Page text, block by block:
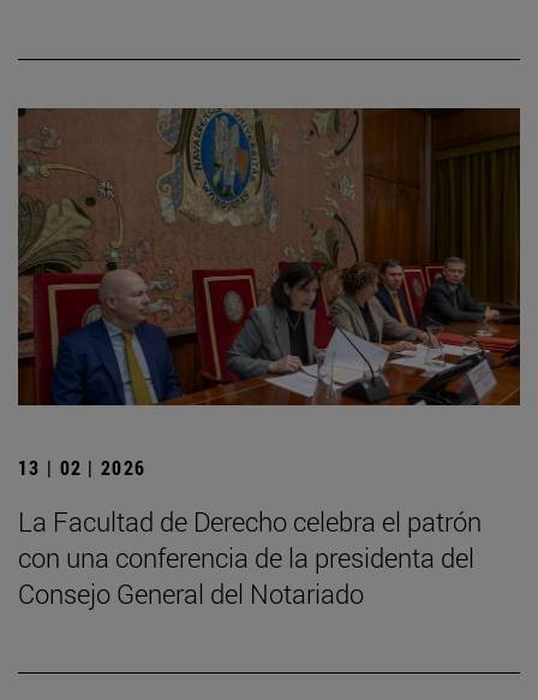
13 | 02 | 2026
La Facultad de Derecho celebra el patrón
con una conferencia de la presidenta del
Consejo General del Notariado